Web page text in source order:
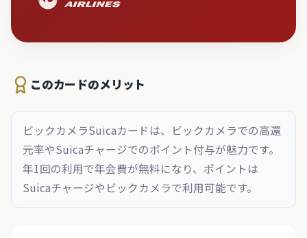
このカードのメリット
ビックカメラSuicaカードは、ビックカメラでの高還
元率やSuicaチャージでのポイント付与が魅力です。
年1回の利用で年会費が無料になり、ポイントは
Suicaチャージやビックカメラで利用可能です。